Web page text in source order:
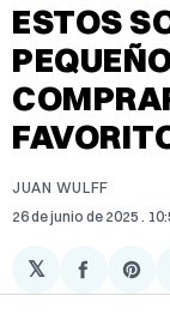
ESTOS
JUAN WULFF
26 de junio de 2025 .
𝕏
en
on